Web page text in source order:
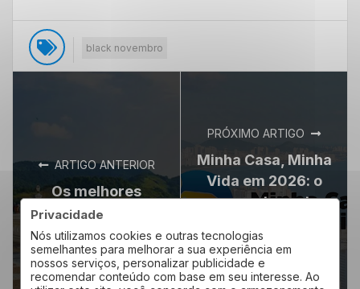
Privacidade
Nós utilizamos cookies e outras tecnologias
semelhantes para melhorar a sua experiência em
nossos serviços, personalizar publicidade e
recomendar conteúdo com base em seu interesse. Ao
black novembro
ARTIGO ANTERIOR
Os melhores
bairros para morar
em Santos em 2026
PRÓXIMO ARTIGO
Minha Casa, Minha
Vida em 2026: o
momento certo
seu imóvel em
Santos 2026